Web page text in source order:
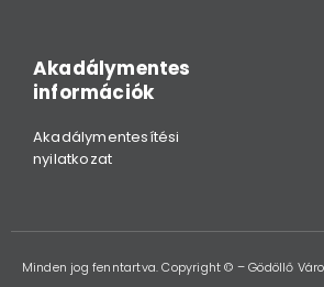
Akadálymentes
információk
Akadálymentesítési
nyilatkozat
Minden jog fenntartva. Copyright © – Gödöllő